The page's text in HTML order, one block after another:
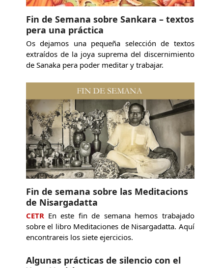
Fin de Semana sobre Sankara – textos
pera una práctica
Os dejamos una pequeña selección de textos
extraídos de la joya suprema del discernimiento
de Sanaka pera poder meditar y trabajar.
Fin de semana sobre las Meditacions
de Nisargadatta
CETR En este fin de semana hemos trabajado
sobre el libro Meditaciones de Nisargadatta. Aquí
encontrareis los siete ejercicios.
Algunas prácticas de silencio con el